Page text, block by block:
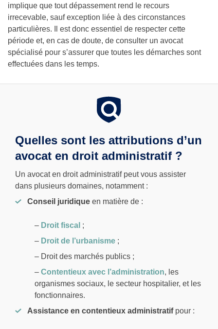
implique que tout dépassement rend le recours
irrecevable, sauf exception liée à des circonstances
particulières. Il est donc essentiel de respecter cette
période et, en cas de doute, de consulter un avocat
spécialisé pour s’assurer que toutes les démarches sont
effectuées dans les temps.
Quelles sont les attributions d’un
avocat en droit administratif ?
Un avocat en droit administratif peut vous assister
dans plusieurs domaines, notamment :
Conseil juridique en matière de :
– Droit fiscal ;
– Droit de l’urbanisme ;
– Droit des marchés publics ;
– Contentieux avec l’administration, les
organismes sociaux, le secteur hospitalier, et les
fonctionnaires.
Assistance en contentieux administratifpour :